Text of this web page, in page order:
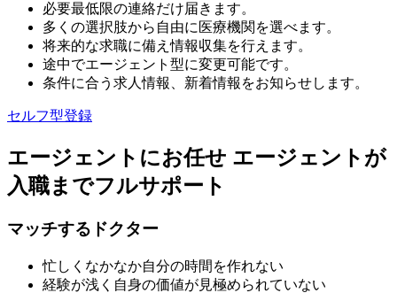
必要最低限の連絡だけ届きます。
多くの選択肢から自由に医療機関を選べます。
将来的な求職に備え情報収集を行えます。
途中でエージェント型に変更可能です。
条件に合う求人情報、新着情報をお知らせします。
セルフ型登録
エージェントにお任せ エージェントが
入職までフルサポート
マッチするドクター
忙しくなかなか自分の時間を作れない
経験が浅く自身の価値が見極められていない